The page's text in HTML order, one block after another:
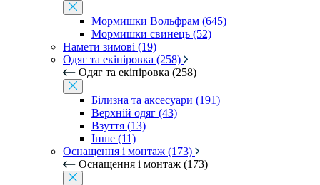
Мормишки Вольфрам (645)
Мормишки свинець (52)
Намети зимові (19)
Одяг та екіпіровка (258)
Одяг та екіпіровка (258)
Білизна та аксесуари (191)
Верхній одяг (43)
Взуття (13)
Інше (11)
Оснащення і монтаж (173)
Оснащення і монтаж (173)